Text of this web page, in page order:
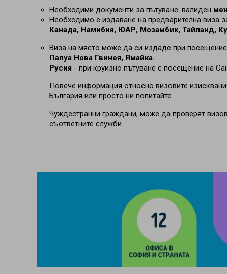
Необходими документи за пътуване: валиден
Необходимо е издаване на предварителна виза
Канада, Намибия, ЮАР, Мозамбик, Тайланд,
Виза на място може да си издаде при
Папуа Нова Гвинея, Ямайка.
Русия - при круизно пътуване с посещение на
Повече информация относно визовите
България или просто ни попитайте.
Чуждестранни граждани, може да проверят
съответните служби.